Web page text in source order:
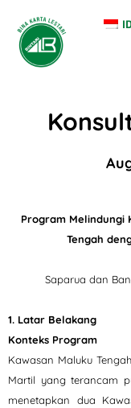
Program Melindungi
Tengah
Saparua dan
1. Latar Belakang
Konteks Program
Kawasan Maluku
Martil yang terancam
menetapkan dua